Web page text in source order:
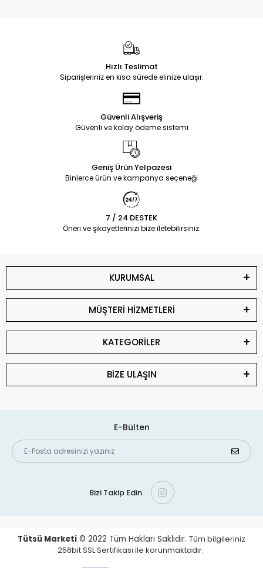
Hızlı Teslimat
Siparişleriniz en kısa sürede elinize ulaşır.
Güvenli Alışveriş
Güvenli ve kolay ödeme sistemi
Geniş Ürün Yelpazesi
Binlerce ürün ve kampanya seçeneği
7 / 24 DESTEK
Öneri ve şikayetlerinizi bize iletebilirsiniz.
KURUMSAL
MÜŞTERİ HİZMETLERİ
KATEGORİLER
BİZE ULAŞIN
E-Bülten
Bizi Takip Edin
Tütsü Marketi © 2022 Tüm Hakları Saklıdır. Tüm bilgileriniz
256bit SSL Sertifikası ile korunmaktadır.